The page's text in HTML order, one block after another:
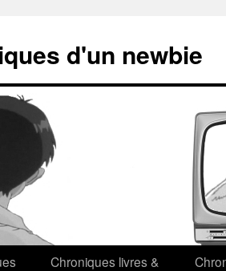
d'un newbie
Chroniques livres &